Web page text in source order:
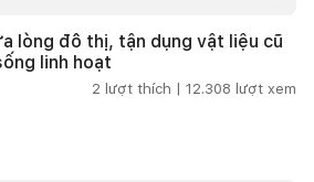
lòng đô thị, tận dụng vật liệu cũ
linh hoạt
2 lượt thích | 12.308 lượt xem